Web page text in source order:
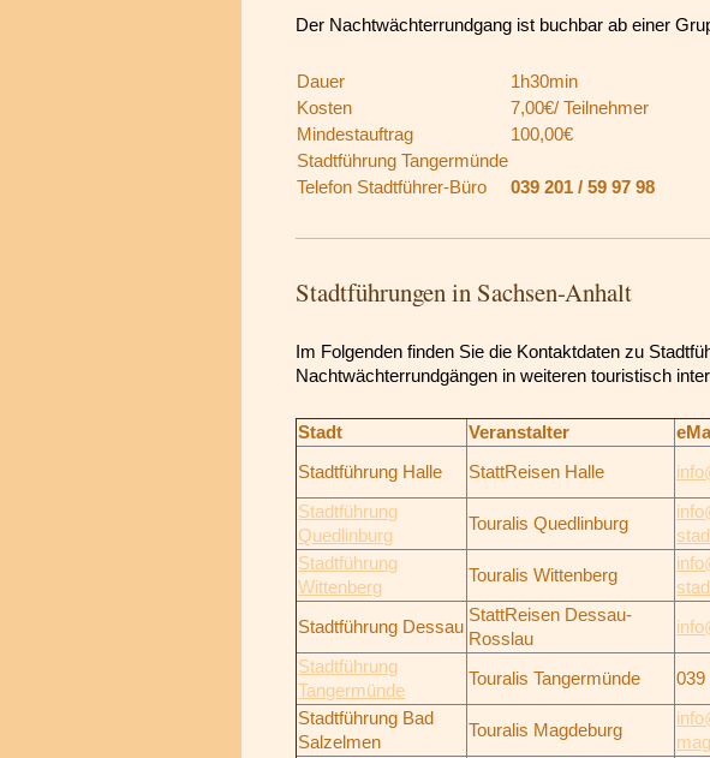
Der Nachtwächterrundgang ist buchbar ab einer
Dauer
1h30min
Kosten
7,00€/ Teilnehmer
Mindestauftrag
100,00€
Stadtführung Tangermünde
Telefon Stadtführer-Büro
039 201 / 59 97 98
Stadtführungen in Sachsen-Anhalt
Im Folgenden finden Sie die Kontaktdaten zu
Nachtwächterrundgängen in weiteren touristisch
Stadt Veranstalter
Stadtführung Halle
StattReisen Halle
Stadtführung
Quedlinburg
Touralis Quedlinburg
Stadtführung
Wittenberg
Touralis Wittenberg
Stadtführung Dessau
StattReisen Dessau-
Rosslau
Stadtführung
Tangermünde
Touralis Tangermünde
039
Stadtführung Bad
Salzelmen
Touralis Magdeburg